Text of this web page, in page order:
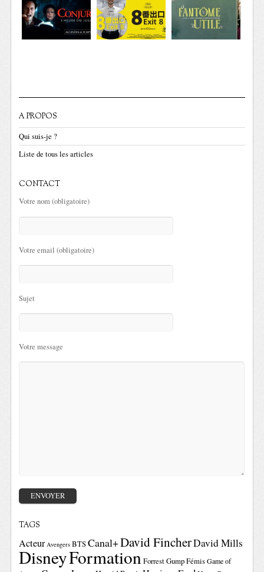
A PROPOS
Qui suis-je ?
Liste de tous les articles
CONTACT
Votre nom (obligatoire)
Votre email (obligatoire)
Sujet
Votre message
TAGS
Acteur Avengers BTSCanal+David FincherDavid Mills
DisneyFormationForrest GumpFémis Game of